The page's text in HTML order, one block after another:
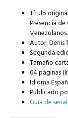
Título
Presencia
Venezolanos.
Autor: Denis
Segunda
Tamaño
64 páginas
Idioma
Publicado
Guía de